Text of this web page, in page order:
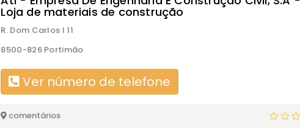
Loja de materiais de construção
R. Dom Carlos I 11
8500-826 Portimão
Ver número de telefone
comentários